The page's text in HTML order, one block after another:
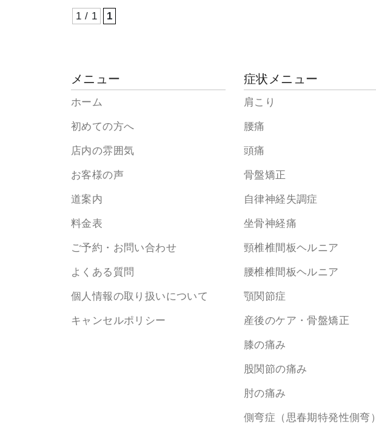
1 / 1 1
メニュー
ホーム
初めての方へ
店内の雰囲気
お客様の声
道案内
料金表
ご予約・お問い合わせ
よくある質問
個人情報の取り扱いについて
キャンセルポリシー
症状メニュー
肩こり
腰痛
頭痛
骨盤矯正
自律神経失調症
坐骨神経痛
頸椎椎間板ヘルニア
腰椎椎間板ヘルニア
顎関節症
産後のケア・骨盤矯正
膝の痛み
股関節の痛み
肘の痛み
側弯症（思春期特発性側弯）